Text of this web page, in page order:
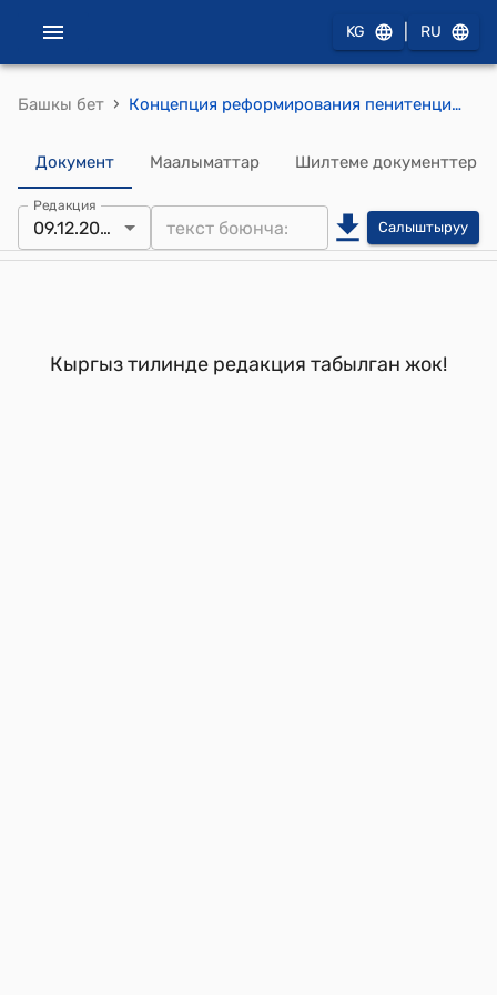
KG RU
Башкы бет › Концепция реформирования пенитенциарной системы Кыргызской Республики на период до 2010 года
Документ Маалыматтар Шилтеме документтер
Редакция
09.12.2002 Салыштыруу
Кыргыз тилинде редакция табылган жок!